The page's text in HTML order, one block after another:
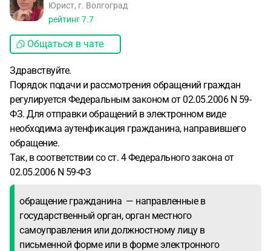
Юрист, г. Волгоград
рейтинг7.7
Общаться в чате
Здравствуйте.
Порядок подачи и рассмотрения обращений граждан
регулируется Федеральным законом от 02.05.2006 N 59-
ФЗ. Для отправки обращений в электронном виде
необходима аутенфикация гражданина, направившего
обращение.
Так, в соответствии со ст. 4 Федерального закона от
02.05.2006 N 59-ФЗ
обращение гражданина — направленные в
государственный орган, орган местного
самоуправления или должностному лицу в
письменной форме или в форме электронного